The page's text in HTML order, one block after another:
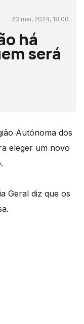
23 mai, 2024, 18:00
há
será
Autónoma dos
eleger um novo
Geral diz que os